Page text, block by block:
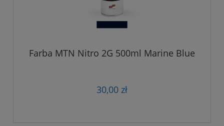
Farba MTN Nitro 2G 500ml Marine Blue
30,00 zł